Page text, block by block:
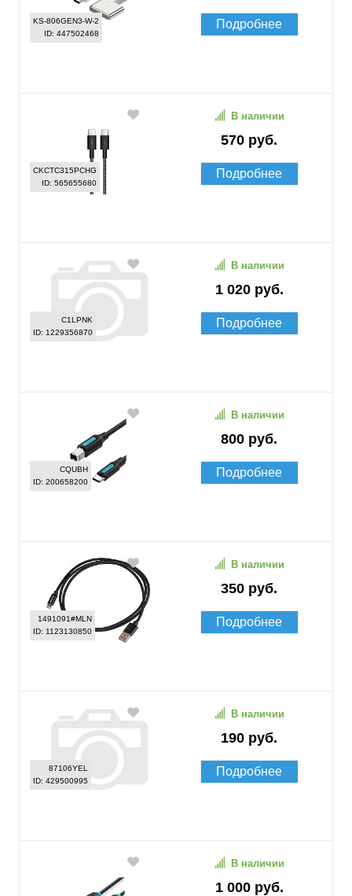
KS-806GEN3-W-2
ID: 447502468
Подробнее
CKCTC315PCHG
ID: 565655680
570 руб.
В наличии
Подробнее
C1LPNK
ID: 1229356870
1 020 руб.
В наличии
Подробнее
CQUBH
ID: 200658200
800 руб.
В наличии
Подробнее
1491091#MLN
ID: 1123130850
350 руб.
В наличии
Подробнее
87106YEL
ID: 429500995
190 руб.
В наличии
Подробнее
1 000 руб.
В наличии